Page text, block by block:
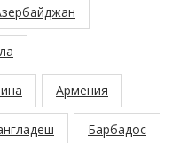
Армения
Барбадос